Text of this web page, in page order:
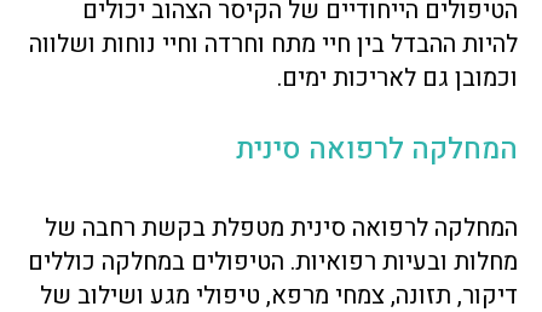
הטיפולים הייחודיים של הקיסר הצהוב יכולים
להיות ההבדל בין חיי מתח וחרדה וחיי נוחות ושלווה
וכמובן גם לאריכות ימים.
המחלקה לרפואה סינית
המחלקה לרפואה סינית מטפלת בקשת רחבה של
מחלות ובעיות רפואיות. הטיפולים במחלקה כוללים
דיקור, תזונה, צמחי מרפא, טיפולי מגע ושילוב של